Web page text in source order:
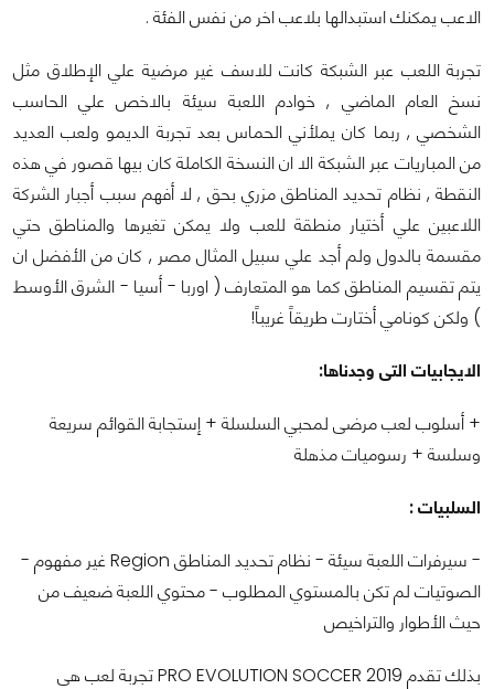
الاعب يمكنك استبدالها بلاعب اخر من نفس الفئة .
تجربة اللعب عبر الشبكة كانت للاسف غير مرضية علي الإطلاق مثل
نسخ العام الماضي , خوادم اللعبة سيئة بالاخص علي الحاسب
الشخصي , ربما كان يملأني الحماس بعد تجربة الديمو ولعب العديد
من المباريات عبر الشبكة الا ان النسخة الكاملة كان بيها قصور في هذه
النقطة , نظام تحديد المناطق مزري بحق , لا أفهم سبب أجبار الشركة
اللاعبين علي أختيار منطقة للعب ولا يمكن تغيرها والمناطق حتي
مقسمة بالدول ولم أجد علي سبيل المثال مصر , كان من الأفضل ان
يتم تقسيم المناطق كما هو المتعارف ( اوربا - أسيا - الشرق الأوسط
) ولكن كونامي أختارت طريقاً غريباً!
الايجابيات التى وجدناها:
+ أسلوب لعب مرضى لمحبي السلسلة + إستجابة القوائم سريعة
وسلسة + رسوميات مذهلة
السلبيات :
- سيرفرات اللعبة سيئة - نظام تحديد المناطق Region غير مفهوم -
الصوتيات لم تكن بالمستوي المطلوب - محتوي اللعبة ضعيف من
حيث الأطوار والتراخيص
بذلك تقدم PRO EVOLUTION SOCCER 2019 تجربة لعب هى